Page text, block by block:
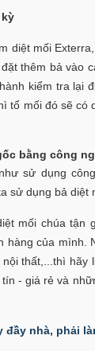
diệt mối
thêm bả vào
kiểm tra lại
tổ mối đó sẽ có
bằng công
sử dụng
sử dụng bả diệt
mối chúa tận
hàng của
thất,...thì hãy
- giá rẻ và
đầy nhà, phải